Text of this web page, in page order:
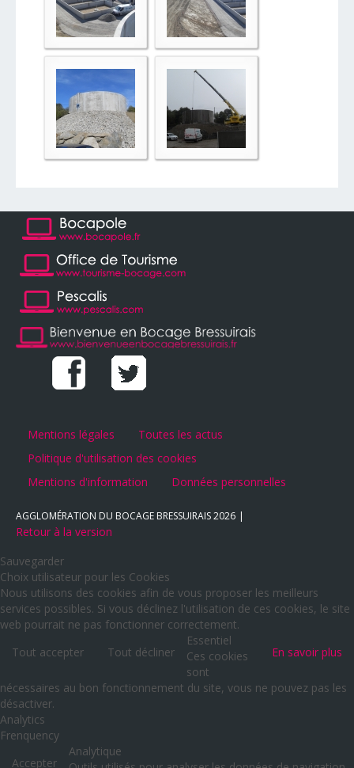
Mentions légales
Toutes les actus
Politique d'utilisation des cookies
Mentions d'information
Données personnelles
AGGLOMÉRATION DU BOCAGE BRESSUIRAIS2026
Retour à la version
Sauvegarder
Choix utilisateur pour les Cookies
Nous utilisons des cookies afin de vous proposer les meilleurs
services possibles. Si vous déclinez l'utilisation de ces cookies, le site
web pourrait ne pas fonctionner correctement.
Tout accepter
Tout décliner En savoir plus
Essentiel
Ces cookies
sont
nécessaires au bon fonctionnement du site, vous ne pouvez pas les
désactiver.
Analytics
Frenquency
Accepter
Analytique